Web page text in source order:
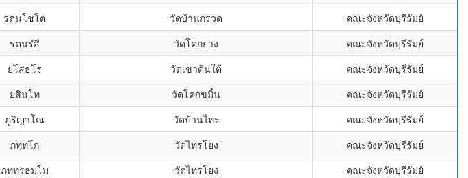
รตนโชโต วัดบ้านกรวด
คณะจังหวัดบุรีรัมย์
รตนรํสี วัดโคกย่าง
คณะจังหวัดบุรีรัมย์
ยโสธโร วัดเขาดินใต้
คณะจังหวัดบุรีรัมย์
ยสินฺโท วัดโคกขมิ้น
คณะจังหวัดบุรีรัมย์
ภูริญาโณ วัดบ้านไทร
คณะจังหวัดบุรีรัมย์
ภทฺทโก วัดไทรโยง
คณะจังหวัดบุรีรัมย์
ภทฺทรธมฺโม วัดไทรโยง
คณะจังหวัดบุรีรัมย์